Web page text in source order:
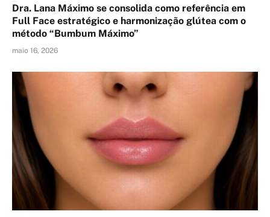
Dra. Lana Máximo se consolida como referência em
Full Face estratégico e harmonização glútea com o
método “Bumbum Máximo”
maio 16, 2026